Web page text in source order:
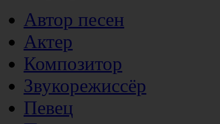
Автор песен
Актер
Композитор
Звукорежиссёр
Певец